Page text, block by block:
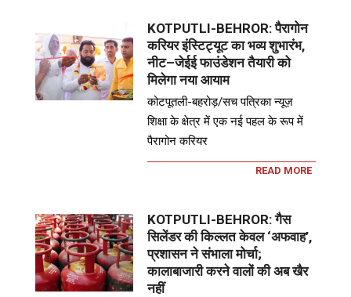
KOTPUTLI-BEHROR: पैरागोन
करियर इंस्टिट्यूट का भव्य शुभारंभ,
नीट–जेईई फाउंडेशन तैयारी को
मिलेगा नया आयाम
कोटपूतली-बहरोड़/सच पत्रिका न्यूज़
शिक्षा के क्षेत्र में एक नई पहल के रूप में
पैरागोन करियर
READ MORE
KOTPUTLI-BEHROR: गैस
सिलेंडर की किल्लत केवल ‘अफवाह’,
प्रशासन ने संभाला मोर्चा;
कालाबाजारी करने वालों की अब खैर
नहीं